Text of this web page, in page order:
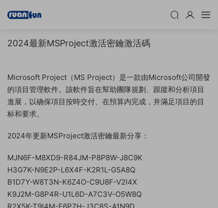
2024最新MSProject激活密鑰激活碼
Microsoft Project（MS Project）是一款由Microsoft公司開發
的項目管理軟件。該軟件旨在幫助團隊規劃、跟蹤和分析項目
進展，以确保項目按時交付、在預算内完成，并滿足項目的目
标和要求。
2024年更新MSProject激活密鑰最新分享：
MJN6F-M8XD9-R84JM-P8P8W-J8C9K
H3G7K-N9E2P-L6X4F-K2R1L-G5A8Q
B1D7Y-W8T3N-K6Z4O-C9U8F-V2I4X
K9J2M-G8P4R-U1L6D-A7C3V-O5W8Q